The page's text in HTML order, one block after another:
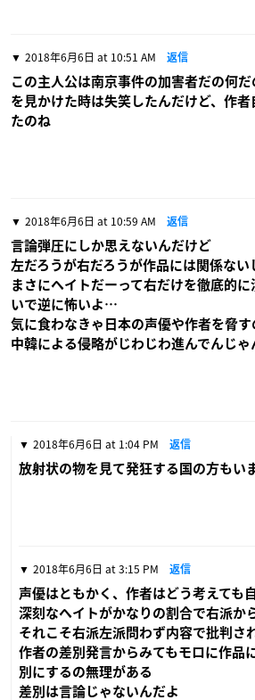
2018年6月6日 at 10:51 AM 返信
この主人公は南京事件の加害者だの何
を見かけた時は失笑したんだけど、作
たのね
2018年6月6日 at 10:59 AM 返信
言論弾圧にしか思えないんだけど
左だろうが右だろうが作品には関係ない
まさにヘイトだーって右だけを徹底的
いで逆に怖いよ…
気に食わなきゃ日本の声優や作者を脅す
中韓による侵略がじわじわ進んでんじゃ
2018年6月6日 at 1:04 PM 返信
放射状の物を見て発狂する国の方もい
2018年6月6日 at 3:15 PM 返信
声優はともかく、作者はどう考えても
深刻なヘイトがかなりの割合で右派か
それこそ右派左派問わず内容で批判さ
作者の差別発言からみてもモロに作品
別にするの無理がある
差別は言論じゃないんだよ